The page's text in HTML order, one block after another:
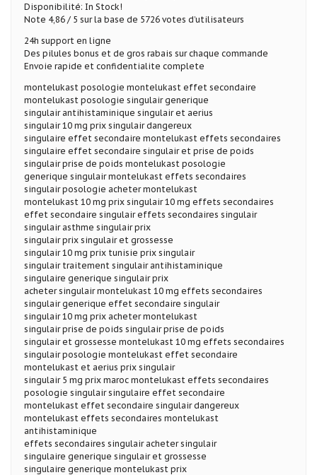
Disponibilité: In Stock!
Note 4,86 / 5 sur la base de 5726 votes d’utilisateurs
24h support en ligne
Des pilules bonus et de gros rabais sur chaque commande
Envoie rapide et confidentialite complete
montelukast posologie montelukast effet secondaire
montelukast posologie singulair generique
singulair antihistaminique singulair et aerius
singulair 10 mg prix singulair dangereux
singulaire effet secondaire montelukast effets secondaires
singulaire effet secondaire singulair et prise de poids
singulair prise de poids montelukast posologie
generique singulair montelukast effets secondaires
singulair posologie acheter montelukast
montelukast 10 mg prix singulair 10 mg effets secondaires
effet secondaire singulair effets secondaires singulair
singulair asthme singulair prix
singulair prix singulair et grossesse
singulair 10 mg prix tunisie prix singulair
singulair traitement singulair antihistaminique
singulaire generique singulair prix
acheter singulair montelukast 10 mg effets secondaires
singulair generique effet secondaire singulair
singulair 10 mg prix acheter montelukast
singulair prise de poids singulair prise de poids
singulair et grossesse montelukast 10 mg effets secondaires
singulair posologie montelukast effet secondaire
montelukast et aerius prix singulair
singulair 5 mg prix maroc montelukast effets secondaires
posologie singulair singulaire effet secondaire
montelukast effet secondaire singulair dangereux
montelukast effets secondaires montelukast
antihistaminique
effets secondaires singulair acheter singulair
singulaire generique singulair et grossesse
singulaire generique montelukast prix